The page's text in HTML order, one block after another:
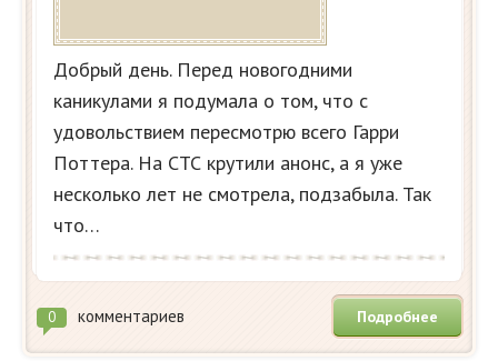
Добрый день. Перед новогодними
каникулами я подумала о том, что с
удовольствием пересмотрю всего Гарри
Поттера. На СТС крутили анонс, а я уже
несколько лет не смотрела, подзабыла. Так
что…
0 комментариев Подробнее